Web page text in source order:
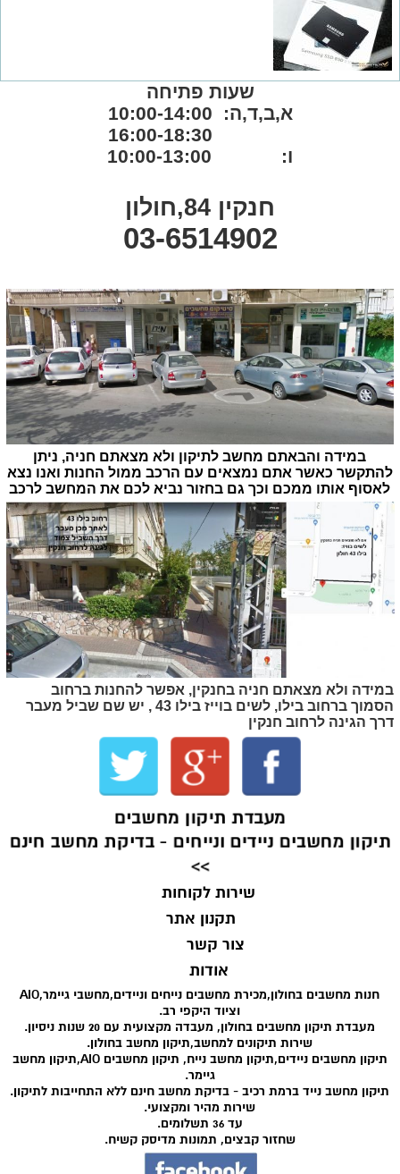
צור קשר
אודות
תקנון אתר
שירות לקוחות
חנות מחשבים בחולון,מכירת מחשבים נייחים וניידים,מחשבי גיימר,AIO
וציוד היקפי רב.
מעבדת תיקון מחשבים בחולון, מעבדה מקצועית עם 20 שנות ניסיון.
שירות תיקונים למחשב,תיקון מחשב בחולון.
תיקון מחשבים ניידים,תיקון מחשב נייח, תיקון מחשבים AIO,תיקון מחשב
גיימר.
תיקון מחשב נייד ברמת רכיב - בדיקת מחשב חינם ללא התחייבות לתיקון.
שירות מהיר ומקצועי.
עד 36 תשלומים.
שחזור קבצים, תמונות מדיסק קשיח.
מעבדת תיקון מחשבים
תיקון מחשבים ניידים ונייחים - בדיקת מחשב חינם
>>
במידה והבאתם מחשב לתיקון ולא מצאתם חניה, ניתן
להתקשר כאשר אתם נמצאים עם הרכב ממול החנות ואנו נצא
לאסוף אותו ממכם וכך גם בחזור נביא לכם את המחשב לרכב
במידה ולא מצאתם חניה בחנקין, אפשר להחנות ברחוב
הסמוך ברחוב בילו, לשים בוייז בילו 43 , יש שם שביל מעבר
דרך הגינה לרחוב חנקין
שעות פתיחה
א,ב,ד,ה: 10:00-14:00
ו: 10:00-13:00
חנקין 84,חולון
03-6514902